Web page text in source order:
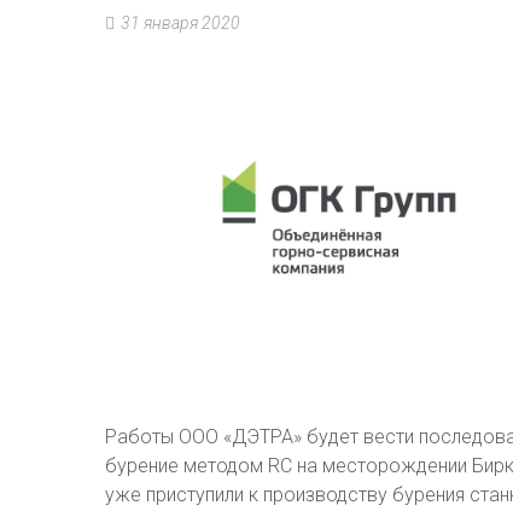
31 января 2020
Работы ООО «ДЭТРА» будет вести
бурение методом RC на месторождении
уже приступили к производству бурения